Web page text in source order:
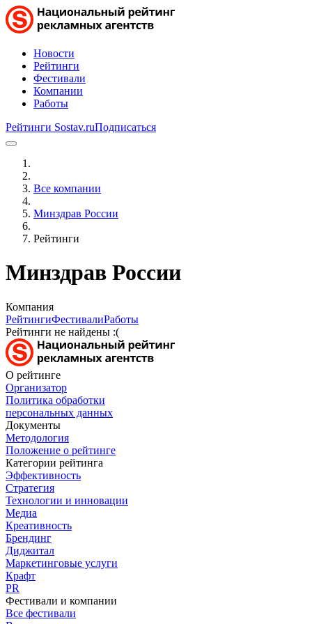
Новости
Рейтинги
Фестивали
Компании
Работы
Рейтинги Sostav.ruПодписаться
Все компании
Минздрав России
Рейтинги
Минздрав России
Компания
РейтингиФестивалиРаботы
Рейтинги не найдены :(
О рейтинге
Организатор
Политика обработки
персональных данных
Документы
Методология
Положение о рейтинге
Категории рейтинга
Эффективность
Стратегия
Технологии и инновации
Медиа
Креативность
Брендинг
Диджитал
Маркетинговые услуги
Крафт
PR
Фестивали и компании
Все фестивали